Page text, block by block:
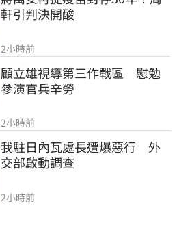
軒引判決開酸
2小時前
顧立雄視導第三作戰區　慰勉
參演官兵辛勞
2小時前
我駐日內瓦處長遭爆惡行　外
交部啟動調查
2小時前